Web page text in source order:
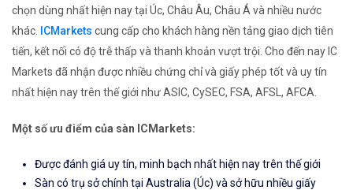
chọn dùng nhất hiện nay tại Úc, Châu Âu, Châu Á và nhiều nước
khác.
ICMarkets cung cấp cho khách hàng nền tảng giao dịch tiên
tiến, kết nối có độ trễ thấp và thanh khoản vượt trội. Cho đến nay IC
Markets đã nhận được nhiều chứng chỉ và giấy phép tốt và uy tín
nhất hiện nay trên thế giới như ASIC, CySEC, FSA, AFSL, AFCA.
Một số ưu điểm của sàn ICMarkets:
Được đánh giá uy tín, minh bạch nhất hiện nay trên thế giới
Sàn có trụ sở chính tại Australia (Úc) và sở hữu nhiều giấy